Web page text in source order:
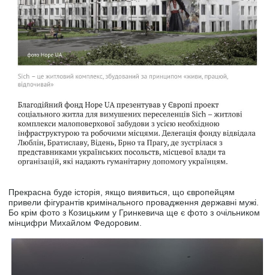
Прекрасна буде історія, якщо виявиться, що європейцям
привели фігурантів кримінального провадження державні мужі.
Бо крім фото з Козицьким у Гринкевича ще є фото з очільником
мінцифри Михайлом Федоровим.